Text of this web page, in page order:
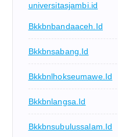
universitasjambi.id
Bkkbnbandaaceh.id
Bkkbnsabang.id
Bkkbnlhokseumawe.id
Bkkbnlangsa.id
Bkkbnsubulussalam.id